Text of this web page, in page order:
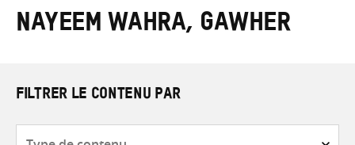
les
termes
Nayeem Wahra, Gawher
FILTRER LE CONTENU PAR